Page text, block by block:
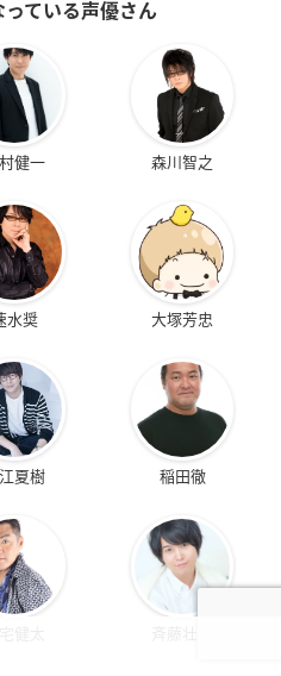
ている声優さん
健一 森川智之
水奨 大塚芳忠
夏樹 稲田徹